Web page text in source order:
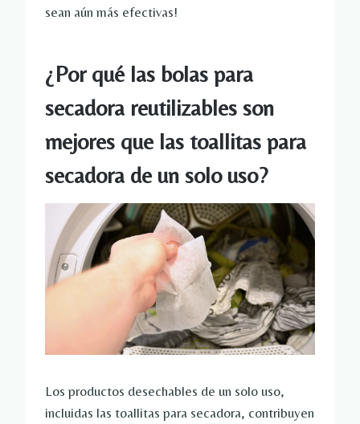
sean aún más efectivas!
¿Por qué las bolas para
secadora reutilizables son
mejores que las toallitas para
secadora de un solo uso?
Los productos desechables de un solo uso,
incluidas las toallitas para secadora, contribuyen